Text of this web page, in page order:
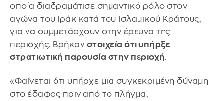
οποία διαδραμάτισε σημαντικό ρόλο στον
αγώνα του Ιράκ κατά του Ισλαμικού Κράτους,
για να συμμετάσχουν στην έρευνα της
περιοχής. Βρήκαν στοιχεία ότι υπήρξε
στρατιωτική παρουσία στην περιοχή.
«Φαίνεται ότι υπήρχε μια συγκεκριμένη δύναμη
στο έδαφος πριν από το πλήγμα,